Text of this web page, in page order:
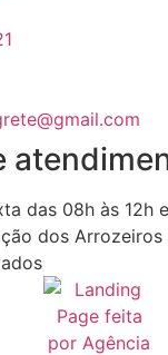
das 08h às 12h
dos Arrozeiros